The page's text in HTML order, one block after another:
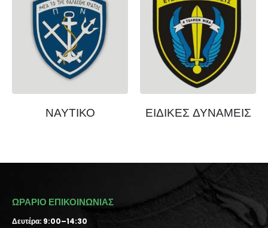
ΝΑΥΤΙΚΟ ΕΙΔΙΚΕΣ ΔΥΝΑΜΕΙΣ
ΩΡΑΡΙΟ ΕΠΙΚΟΙΝΩΝΙΑΣ
Δευτέρα: 9:00–14:30